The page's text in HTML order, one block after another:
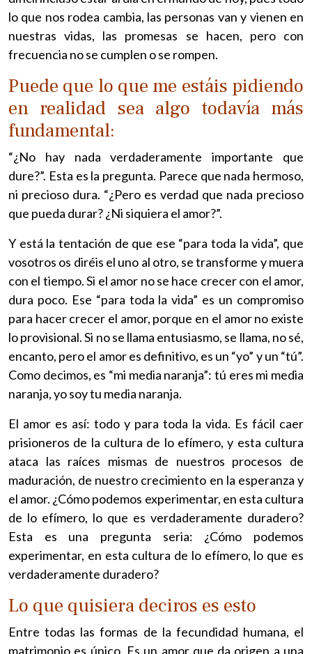
lo que nos rodea cambia, las personas van y vienen en
nuestras vidas, las promesas se hacen, pero con
frecuencia no se cumplen o se rompen.
Puede que lo que me estáis pidiendo
en realidad sea algo todavía más
fundamental:
“¿No hay nada verdaderamente importante que
dure?”. Esta es la pregunta. Parece que nada hermoso,
ni precioso dura. “¿Pero es verdad que nada precioso
que pueda durar? ¿Ni siquiera el amor?”.
Y está la tentación de que ese “para toda la vida”, que
vosotros os diréis el uno al otro, se transforme y muera
con el tiempo. Si el amor no se hace crecer con el amor,
dura poco. Ese “para toda la vida” es un compromiso
para hacer crecer el amor, porque en el amor no existe
lo provisional. Si no se llama entusiasmo, se llama, no sé,
encanto, pero el amor es definitivo, es un “yo” y un “tú”.
Como decimos, es “mi media naranja”: tú eres mi media
naranja, yo soy tu media naranja.
El amor es así: todo y para toda la vida. Es fácil caer
prisioneros de la cultura de lo efímero, y esta cultura
ataca las raíces mismas de nuestros procesos de
maduración, de nuestro crecimiento en la esperanza y
el amor. ¿Cómo podemos experimentar, en esta cultura
de lo efímero, lo que es verdaderamente duradero?
Esta es una pregunta seria: ¿Cómo podemos
experimentar, en esta cultura de lo efímero, lo que es
verdaderamente duradero?
Lo que quisiera deciros es esto
Entre todas las formas de la fecundidad humana, el
matrimonio es único. Es un amor que da origen a una